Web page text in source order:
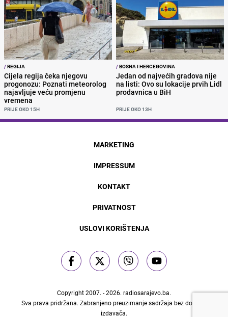
/REGIJA
Cijela regija čeka njegovu
progonozu: Poznati meteorolog
najavljuje veću promjenu
vremena
PRIJE OKO 15H
/BOSNA I HERCEGOVINA
Jedan od najvećih gradova nije
na listi: Ovo su lokacije prvih Lidl
prodavnica u BiH
PRIJE OKO 13H
MARKETING
IMPRESSUM
KONTAKT
PRIVATNOST
USLOVI KORIŠTENJA
Copyright 2007. - 2026. radiosarajevo.ba.
Sva prava pridržana. Zabranjeno preuzimanje sadržaja bez dozvole
izdavača.